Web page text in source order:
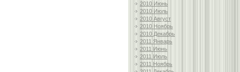
2010 Июнь
2010 Июль
2010 Август
2010 Ноябрь
2010 Декабрь
2011 Январь
2011 Июнь
2011 Июль
2011 Ноябрь